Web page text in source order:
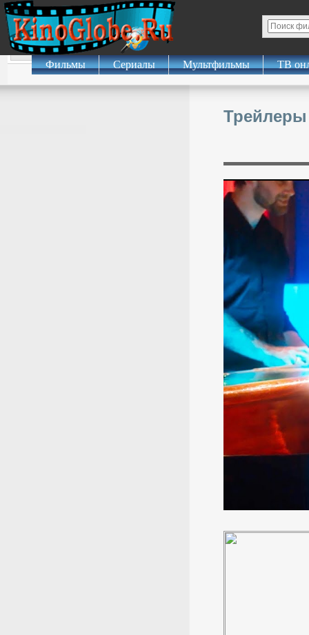
Фильмы Сериалы Мультфильмы ТВ